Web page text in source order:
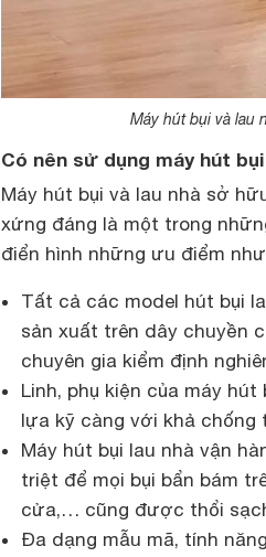
Máy hút bụi và lau
Có nên sử dụng máy hút
Máy hút bụi và lau nhà sở
xứng đáng là một trong
điển hình những ưu điểm
Tất cả các model hút bụi
sản xuất trên dây chuyền
chuyên gia kiểm định
Linh, phụ kiện của máy
lựa kỹ càng với khả
Máy hút bụi lau nhà vận
triệt để mọi bụi bẩn bám
cửa,… cũng được thổi
Đa dạng mẫu mã, tính